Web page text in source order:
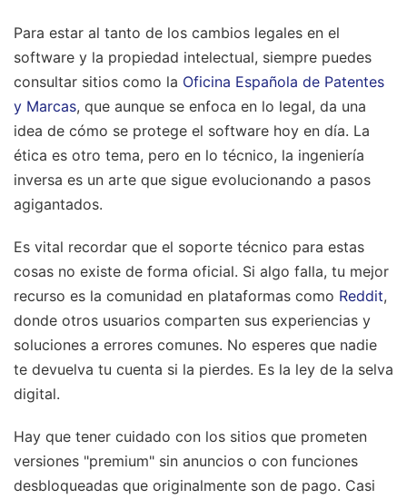
Para estar al tanto de los cambios legales en el
software y la propiedad intelectual, siempre puedes
consultar sitios como la Oficina Española de Patentes
y Marcas, que aunque se enfoca en lo legal, da una
idea de cómo se protege el software hoy en día. La
ética es otro tema, pero en lo técnico, la ingeniería
inversa es un arte que sigue evolucionando a pasos
agigantados.
Es vital recordar que el soporte técnico para estas
cosas no existe de forma oficial. Si algo falla, tu mejor
recurso es la comunidad en plataformas como Reddit,
donde otros usuarios comparten sus experiencias y
soluciones a errores comunes. No esperes que nadie
te devuelva tu cuenta si la pierdes. Es la ley de la selva
digital.
Hay que tener cuidado con los sitios que prometen
versiones "premium" sin anuncios o con funciones
desbloqueadas que originalmente son de pago. Casi